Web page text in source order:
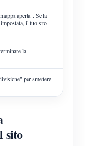
aperta". Se la
il tuo sito
la
per smettere
sito